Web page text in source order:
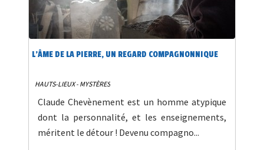
L’ÂME DE LA PIERRE, UN REGARD COMPAGNONNIQUE
HAUTS-LIEUX - MYSTÈRES
Claude Chevènement est un homme atypique
dont la personnalité, et les enseignements,
méritent le détour ! Devenu compagno...